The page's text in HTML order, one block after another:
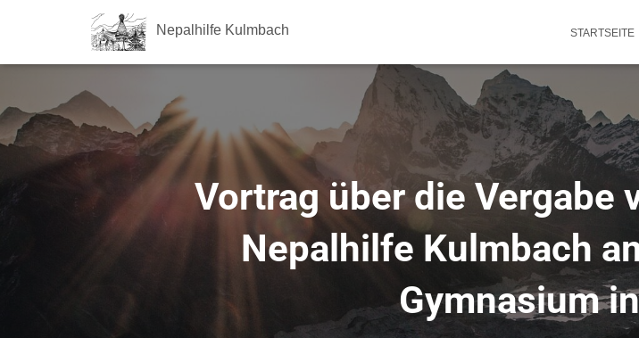
Nepalhilfe Kulmbach STARTSEITE
Vortrag über die Vergabe
Nepalhilfe Kulmbach
Gymnasium